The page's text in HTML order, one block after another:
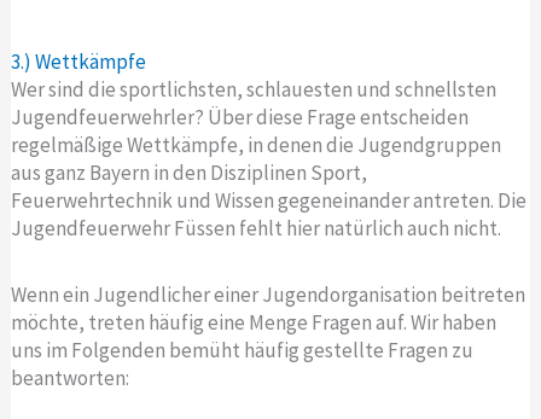
3.) Wettkämpfe
Wer sind die sportlichsten, schlauesten und schnellsten
Jugendfeuerwehrler? Über diese Frage entscheiden
regelmäßige Wettkämpfe, in denen die Jugendgruppen
aus ganz Bayern in den Disziplinen Sport,
Feuerwehrtechnik und Wissen gegeneinander antreten. Die
Jugendfeuerwehr Füssen fehlt hier natürlich auch nicht.
Wenn ein Jugendlicher einer Jugendorganisation beitreten
möchte, treten häufig eine Menge Fragen auf. Wir haben
uns im Folgenden bemüht häufig gestellte Fragen zu
beantworten: